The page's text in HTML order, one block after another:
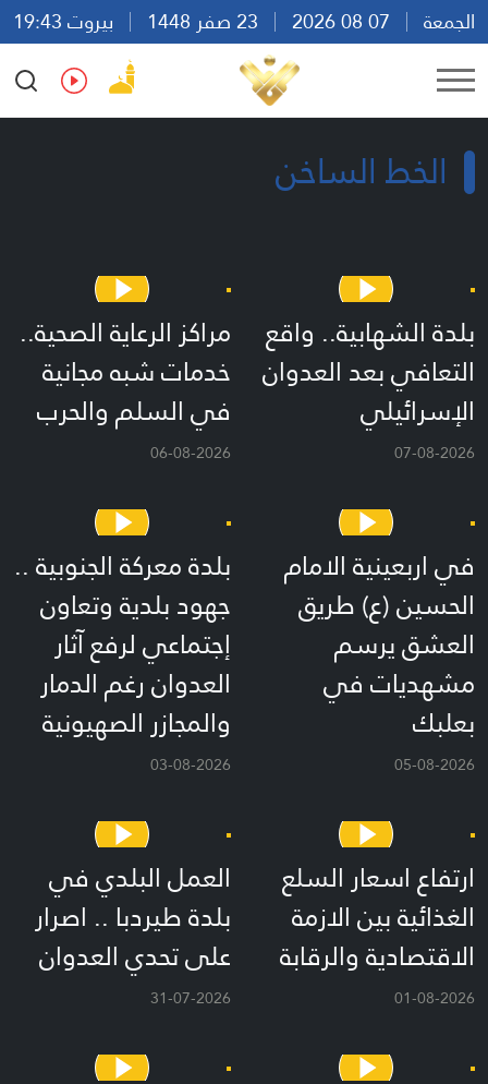
الجمعة
بيروت 19:43
Ar
En Fr Es
الخط الساخن
بلدة الشهابية.. واقع
التعافي بعد العدوان
الإسرائيلي
07-08-2026
مراكز الرعاية الصحية..
خدمات شبه مجانية
في السلم والحرب
06-08-2026
في اربعينية الامام
الحسين (ع) طريق
العشق يرسم
مشهديات في
بعلبك
05-08-2026
بلدة معركة الجنوبية ..
جهود بلدية وتعاون
إجتماعي لرفع آثار
العدوان رغم الدمار
والمجازر الصهيونية
03-08-2026
ارتفاع اسعار السلع
الغذائية بين الازمة
الاقتصادية والرقابة
01-08-2026
العمل البلدي في
بلدة طيردبا .. اصرار
على تحدي العدوان
31-07-2026